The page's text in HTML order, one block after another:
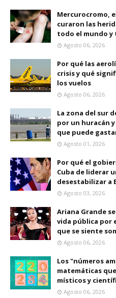
Mercurocromo,
curaron las
todo el mundo
Agosto 06, 2026
Por qué las
crisis y qué
los vuelos
Agosto 06, 2026
La zona del sur
por un huracán
que puede
Agosto 01, 2026
Por qué el
Cuba de liderar
desestabilizar a
Agosto 03, 2026
Ariana Grande
vida pública por
que se siente
Agosto 06, 2026
Los "números
matemáticas
místicos y
Agosto 06, 2026